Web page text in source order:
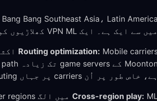
میں سے ایک ہے۔ ایک VPN ML کھلاڑیوں کو مخصوص فوائد فراہم کرتا ہے:
Routing optimization:
ہے، خاص طور پر اُن carriers پر جہاں international routing کمزور ہو۔
Cross-region play: